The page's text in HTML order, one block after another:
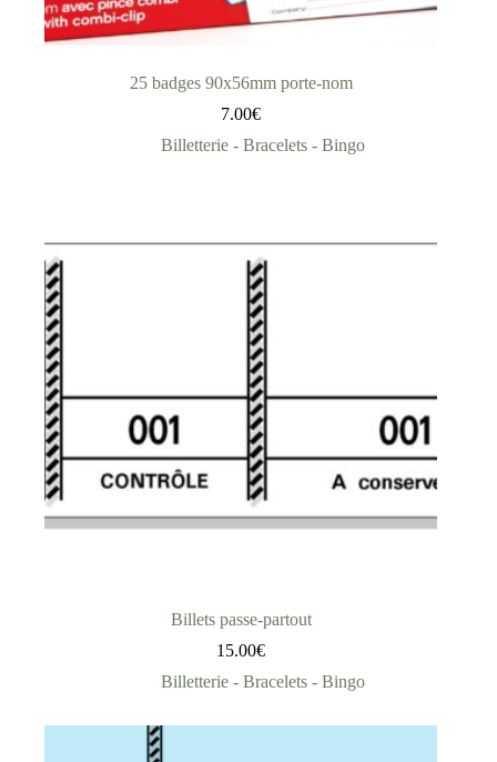
25 badges 90x56mm porte-nom
7.00€
Billetterie - Bracelets - Bingo
Billets passe-partout
15.00€
Billetterie - Bracelets - Bingo